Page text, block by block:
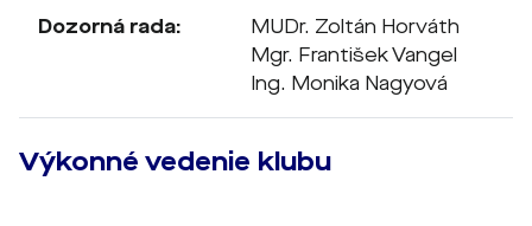
Dozorná rada:
MUDr. Zoltán Horváth
Mgr. František Vangel
Ing. Monika Nagyová
Výkonné vedenie klubu